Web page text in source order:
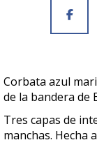
Corbata azul
de la bandera de
Tres capas de
manchas. Hecha